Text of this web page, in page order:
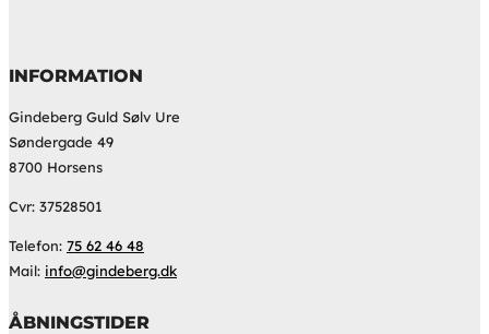
INFORMATION
Gindeberg Guld Sølv Ure
Søndergade 49
8700 Horsens
Cvr: 37528501
Telefon: 75 62 46 48
Mail: info@gindeberg.dk
ÅBNINGSTIDER